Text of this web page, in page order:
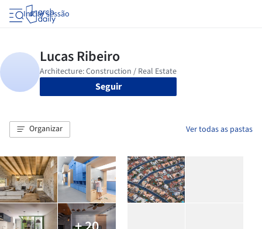
Iniciar sessão
Seguir
Organizar Ver todas as pastas